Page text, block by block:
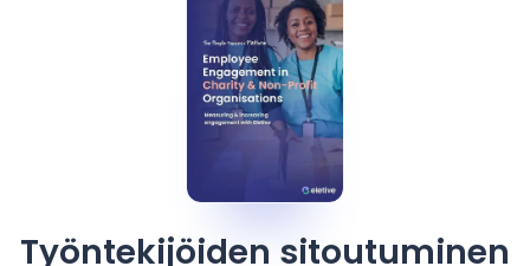
Resurssit
Työntekijöiden sitoutuminen